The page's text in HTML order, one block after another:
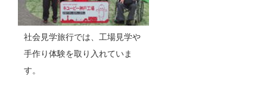
社会見学旅行では、工場見学や
手作り体験を取り入れていま
す。